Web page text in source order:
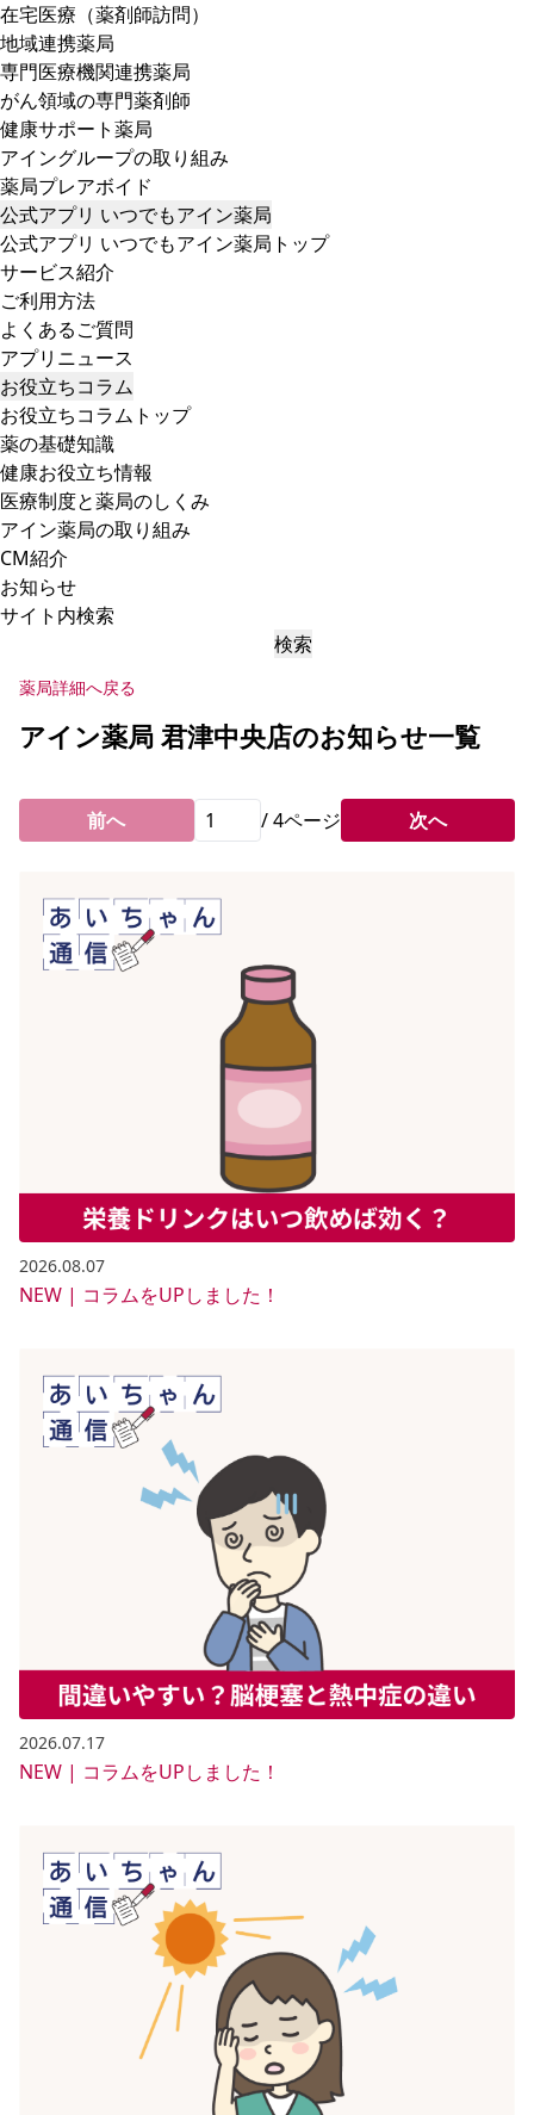
在宅医療（薬剤師訪問）
地域連携薬局
専門医療機関連携薬局
がん領域の専門薬剤師
健康サポート薬局
アイングループの取り組み
薬局プレアボイド
公式アプリ いつでもアイン薬局
公式アプリ いつでもアイン薬局トップ
サービス紹介
ご利用方法
よくあるご質問
アプリニュース
お役立ちコラム
お役立ちコラムトップ
薬の基礎知識
健康お役立ち情報
医療制度と薬局のしくみ
アイン薬局の取り組み
CM紹介
お知らせ
サイト内検索
検索
薬局詳細へ戻る
アイン薬局 君津中央店のお知らせ一覧
前へ /4ページ 次へ
2026.08.07
NEW | コラムをUPしました！
2026.07.17
NEW | コラムをUPしました！